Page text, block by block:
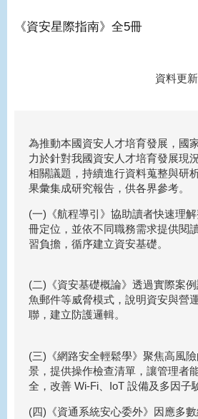
《資安星際指南》全5冊
資料更
為推動本國資安人才培育發展，國
力於針對我國資安人才培育發展現
相關議題，持續進行資料蒐整與研
果彙集成研究報告，供各界參考。
(一)《航程導引》協助讀者快速理
冊定位，並依不同職務需求提供閱
習負擔，循序建立資安基礎。
(二)《資安基礎概論》透過實際案
魚郵件等威脅模式，說明資安與營
聯，建立防護邏輯。
(三)《網路安全輕鬆學》聚焦高風
景，提供操作檢查清單，讓管理者
全，改善 Wi-Fi、IoT 設備及多因子
(四)《資通系統安心委外》因應多